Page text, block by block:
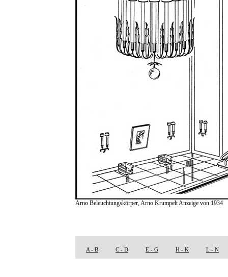
Arno Beleuchtungskörper, Arno Krumpelt Anzeige von 1934
A - B C - D E - G H - K L - N